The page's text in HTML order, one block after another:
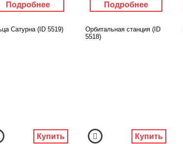
Подробнее Подробнее
Сатурна (ID 5519)
Купить
Орбитальная станция (ID
5518)
Купить